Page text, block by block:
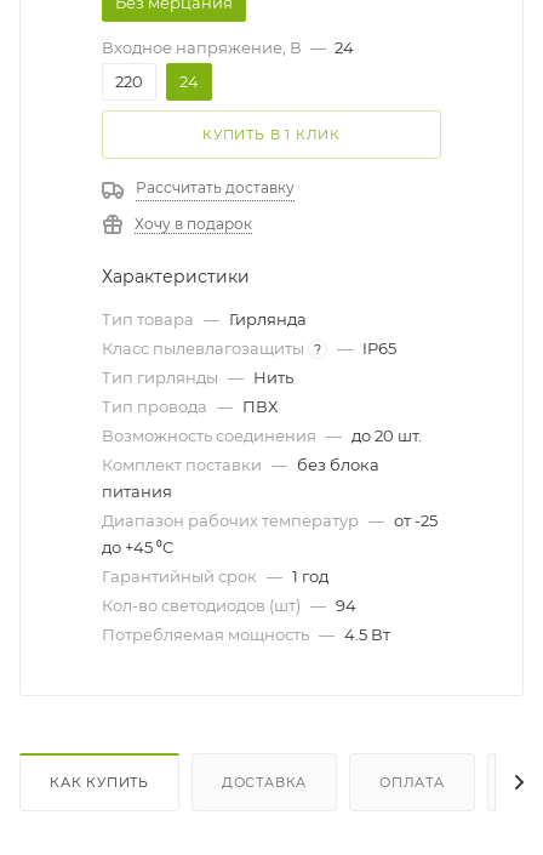
Входное напряжение, В — 24
220
24
КУПИТЬ В 1 КЛИК
Рассчитать доставку
Хочу в подарок
Характеристики
Тип товара — Гирлянда
Класс пылевлагозащиты
? — IP65
Тип гирлянды — Нить
Тип провода — ПВХ
Возможность соединения — до 20 шт.
Комплект поставки — без блока
питания
Диапазон рабочих температур — от -25
до +45 ⁰С
Гарантийный срок — 1 год
Кол-во светодиодов (шт) — 94
Потребляемая мощность — 4.5 Вт
КАК КУПИТЬ ДОСТАВКА ОПЛАТА